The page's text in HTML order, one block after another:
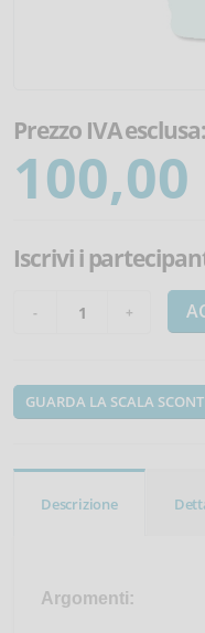
Prezzo IVA esclusa:
100,00
Iscrivi i
GUARDA LA SCALA
Descrizione
Argomenti: